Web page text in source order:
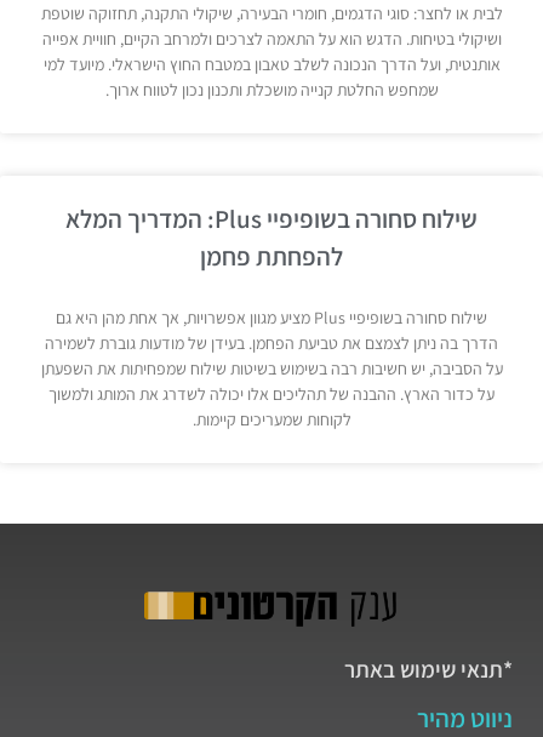
לבית או לחצר: סוגי הדגמים, חומרי הבעירה, שיקולי התקנה, תחזוקה שוטפת
ושיקולי בטיחות. הדגש הוא על התאמה לצרכים ולמרחב הקיים, חוויית אפייה
אותנטית, ועל הדרך הנכונה לשלב טאבון במטבח החוץ הישראלי. מיועד למי
שמחפש החלטת קנייה מושכלת ותכנון נכון לטווח ארוך.
שילוח סחורה בשופיפיי Plus: המדריך המלא
להפחתת פחמן
שילוח סחורה בשופיפיי Plus מציע מגוון אפשרויות, אך אחת מהן היא גם
הדרך בה ניתן לצמצם את טביעת הפחמן. בעידן של מודעות גוברת לשמירה
על הסביבה, יש חשיבות רבה בשימוש בשיטות שילוח שמפחיתות את השפעתן
על כדור הארץ. ההבנה של תהליכים אלו יכולה לשדרג את המותג ולמשוך
לקוחות שמעריכים קיימות.
*תנאי שימוש באתר
ניווט מהיר